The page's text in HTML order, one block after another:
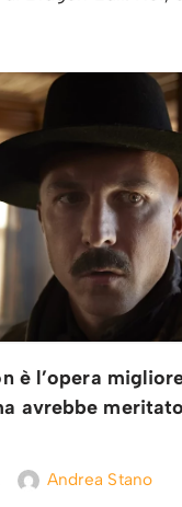
è l’opera
avrebbe
Andrea Stano